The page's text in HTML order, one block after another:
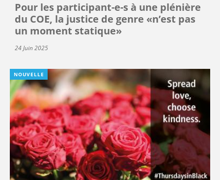
Pour les participant-e-s à une plénière
du COE, la justice de genre «n’est pas
un moment statique»
24 Juin 2025
NOUVELLE